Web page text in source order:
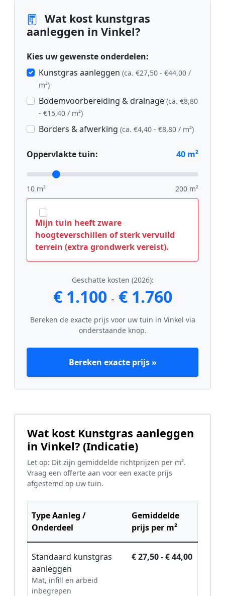
Wat kost kunstgras
aanleggen in Vinkel?
Kies uw gewenste onderdelen:
Kunstgras aanleggen (ca. €27,50 - €44,00 /
m²)
Bodemvoorbereiding & drainage (ca. €8,80
- €15,40 / m²)
Borders & afwerking (ca. €4,40 - €8,80 / m²)
Oppervlakte tuin: 40 m²
10 m² 200 m²
Mijn tuin heeft zware
hoogteverschillen of sterk vervuild
terrein (extra grondwerk vereist).
Geschatte kosten (2026):
€ 1.100 - € 1.760
Bereken de exacte prijs voor uw tuin in Vinkel via
onderstaande knop.
Bereken exacte prijs »
Wat kost Kunstgras aanleggen
in Vinkel? (Indicatie)
Let op: Dit zijn gemiddelde richtprijzen per m².
Vraag een offerte aan voor een exacte prijs
afgestemd op uw tuin.
Type Aanleg /
Onderdeel
Gemiddelde
prijs per m²
Standaard kunstgras
aanleggen
Mat, infill en arbeid
inbegrepen
€ 27,50 - € 44,00